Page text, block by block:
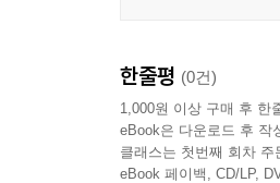
한줄평 (0건)
1,000원 이상 구매 후 한
eBook은 다운로드 후 작
클래스는 첫번째 회차
eBook 페이백, CD/LP,